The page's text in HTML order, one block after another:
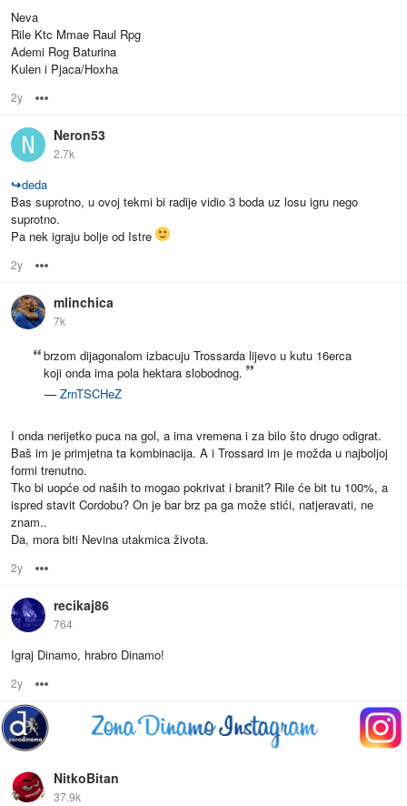
Neva
Rile Ktc Mmae Raul Rpg
Ademi Rog Baturina
Kulen i Pjaca/Hoxha
2y
Neron53
2.7k
↪deda
Bas suprotno, u ovoj tekmi bi radije vidio 3 boda uz losu igru nego
suprotno.
Pa nek igraju bolje od Istre
2y
mlinchica
7k
brzom dijagonalom izbacuju Trossarda lijevo u kutu 16erca
koji onda ima pola hektara slobodnog.
— ZrnTSCHeZ
I onda nerijetko puca na gol, a ima vremena i za bilo što drugo odigrat.
Baš im je primjetna ta kombinacija. A i Trossard im je možda u najboljoj
formi trenutno.
Tko bi uopće od naših to mogao pokrivat i branit? Rile će bit tu 100%, a
ispred stavit Cordobu? On je bar brz pa ga može stići, natjeravati, ne
znam..
Da, mora biti Nevina utakmica života.
2y
recikaj86
764
Igraj Dinamo, hrabro Dinamo!
2y
NitkoBitan
37.9k